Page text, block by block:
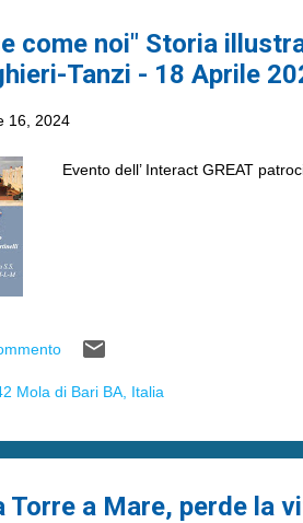
come noi" Storia
Tanzi - 18 Aprile
16, 2024
Evento dell’ Interact GREAT
Mola di Bari BA, Italia
Torre a Mare, perde la